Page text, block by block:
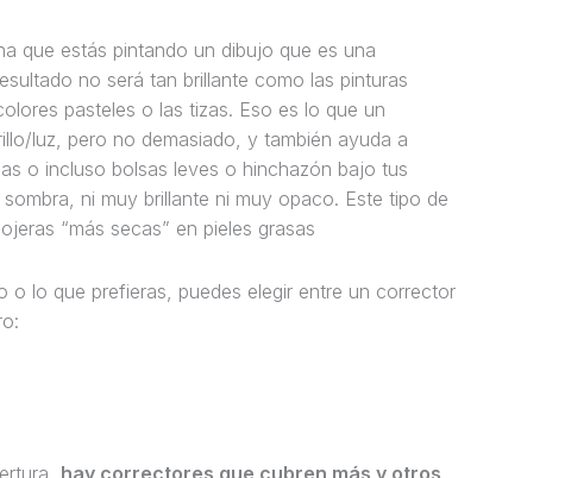
que estás pintando un dibujo que es una
no será tan brillante como las pinturas
pasteles o las tizas. Eso es lo que un
luz, pero no demasiado, y también ayuda a
o incluso bolsas leves o hinchazón bajo tus
ni muy brillante ni muy opaco. Este tipo de
“más secas” en pieles grasas
o lo que prefieras, puedes elegir entre un corrector
hay correctores que cubren más y otros